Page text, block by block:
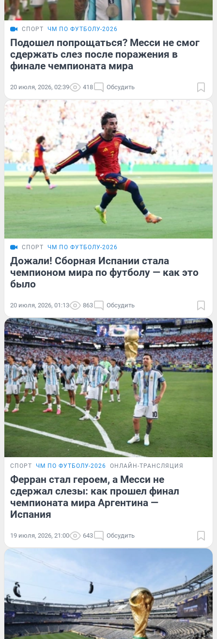
СПОРТ ЧМ ПО ФУТБОЛУ-2026
Подошел попрощаться? Месси не смог
сдержать слез после поражения в
финале чемпионата мира
20 июля, 2026, 02:39 418 Обсудить
СПОРТ ЧМ ПО ФУТБОЛУ-2026
Дожали! Сборная Испании стала
чемпионом мира по футболу — как это
было
20 июля, 2026, 01:13 863 Обсудить
СПОРТ ЧМ ПО ФУТБОЛУ-2026 ОНЛАЙН-ТРАНСЛЯЦИЯ
Ферран стал героем, а Месси не
сдержал слезы: как прошел финал
чемпионата мира Аргентина —
Испания
19 июля, 2026, 21:00 643 Обсудить